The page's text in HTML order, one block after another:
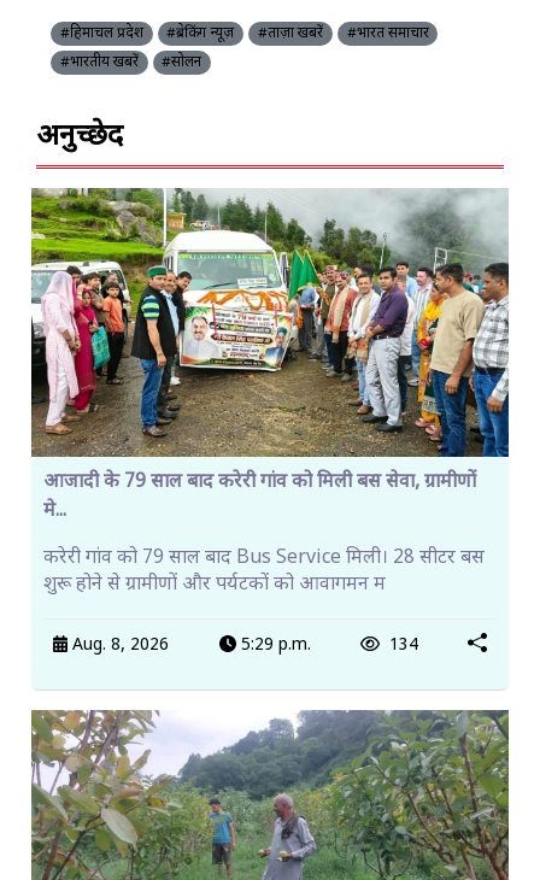
#हिमाचल प्रदेश #ब्रेकिंग न्यूज़ #ताज़ा खबरें
#भारत समाचार
#भारतीय खबरें
#सोलन
अनुच्छेद
आजादी के 79 साल बाद करेरी गांव को मिली बस सेवा, ग्रामीणों
मे...
करेरी गांव को 79 साल बाद Bus Service मिली। 28 सीटर बस
शुरू होने से ग्रामीणों और पर्यटकों को आवागमन म
Aug. 8, 2026 5:29 p.m. 134